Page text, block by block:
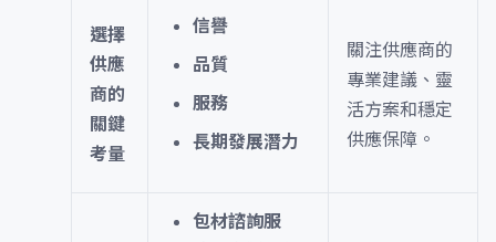
選擇
供應
商的
關鍵
考量
信譽
品質
服務
長期發展潛力
關注供應商的
專業建議、靈
活方案和穩定
供應保障。
包材諮詢服